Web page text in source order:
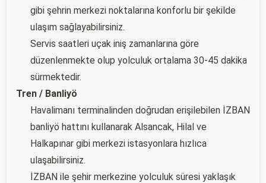
gibi şehrin merkezi noktalarına konforlu bir şekilde
ulaşım sağlayabilirsiniz.
Servis saatleri uçak iniş zamanlarına göre
düzenlenmekte olup yolculuk ortalama 30-45 dakika
sürmektedir.
Tren / Banliyö
Havalimanı terminalinden doğrudan erişilebilen İZBAN
banliyö hattını kullanarak Alsancak, Hilal ve
Halkapınar gibi merkezi istasyonlara hızlıca
ulaşabilirsiniz.
İZBAN ile şehir merkezine yolculuk süresi yaklaşık